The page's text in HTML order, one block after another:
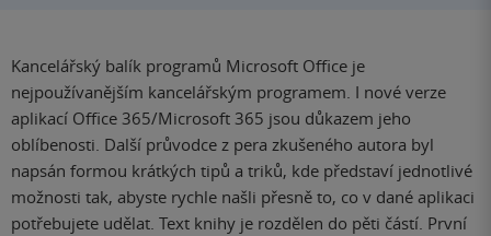
Kancelářský balík programů Microsoft Office je
nejpoužívanějším kancelářským programem. I nové verze
aplikací Office 365/Microsoft 365 jsou důkazem jeho
oblíbenosti. Další průvodce z pera zkušeného autora byl
napsán formou krátkých tipů a triků, kde představí jednotlivé
možnosti tak, abyste rychle našli přesně to, co v dané aplikaci
potřebujete udělat. Text knihy je rozdělen do pěti částí. První